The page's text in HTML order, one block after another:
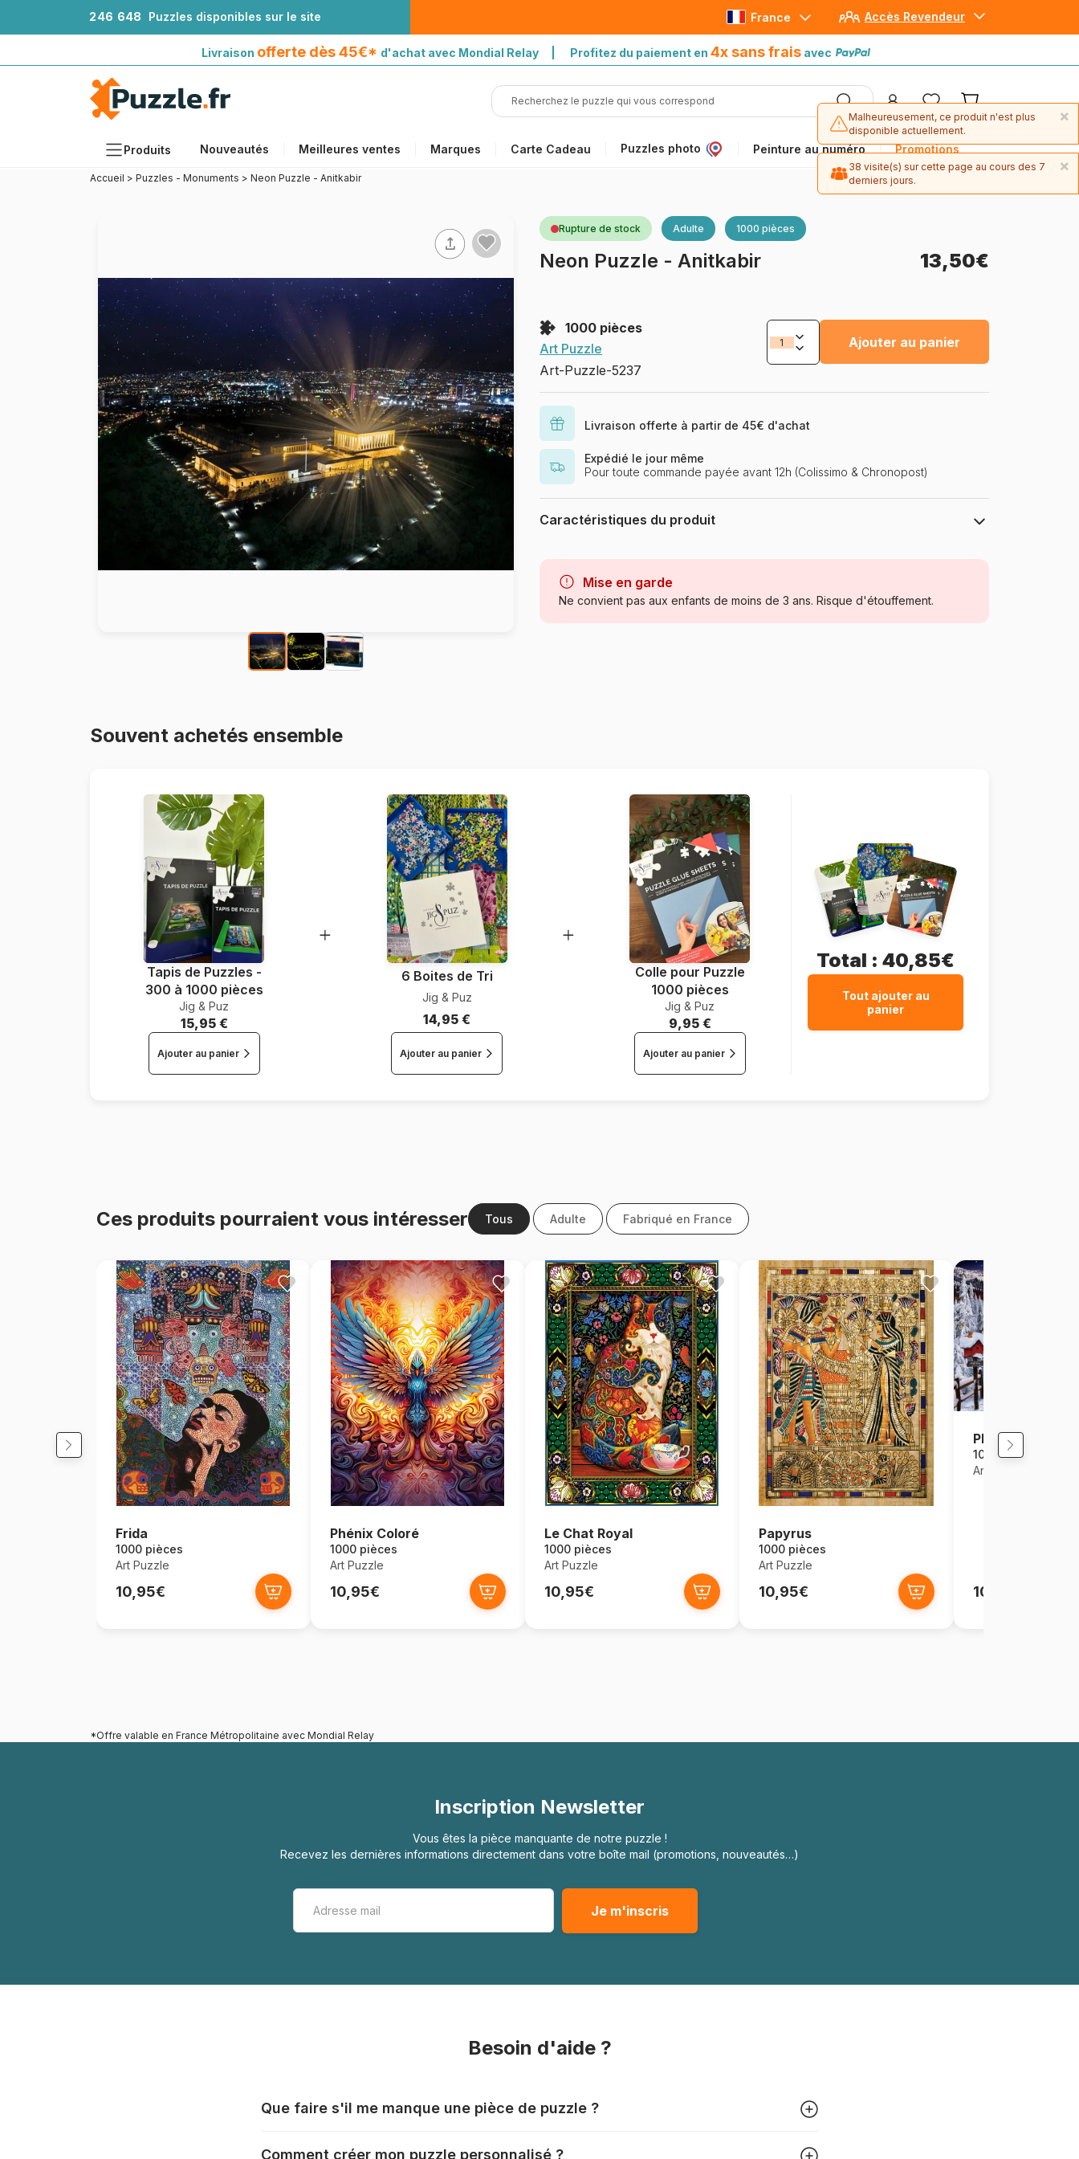
246 648 Puzzles disponibles sur le site Accès Revendeur
France
Livraison offerte dès 45€* d'achat avec Mondial Relay | Profitez du paiement en 4x sans frais avec
Produits Nouveautés Meilleures ventes Marques Carte Cadeau Puzzles photo Peinture au numéro Promotions
Âges
Artistes
Accessoires
Puzzles en bois
Peinture au numéro
avec Mondial Relay
avec Paypal
Accueil > Puzzles - Monuments > Neon Puzzle - Anitkabir
Rupture de stock Adulte 1000 pièces
Neon Puzzle - Anitkabir 13,50€
1000 pièces
Art Puzzle
Art-Puzzle-5237
Ajouter au panier
Livraison offerte à partir de 45€ d'achat
Expédié le jour même
Pour toute commande payée avant 12h (Colissimo & Chronopost)
Caractéristiques du produit
Catégorie
Age
Puzzle pour Adultes (500 à 48.000
Mise en garde
Ne convient pas aux enfants de moins de 3 ans. Risque d'étouffement.
Souvent achetés ensemble
Tapis de Puzzles -
300 à 1000 pièces
Jig & Puz
15,95 €
Ajouter au panier
6 Boites de Tri
Jig & Puz
14,95 €
Ajouter au panier
Colle pour Puzzle
1000 pièces
Jig & Puz
9,95 €
Ajouter au panier
Total : 40,85€
Tout ajouter au
panier
Ces produits pourraient vous intéresser Tous Adulte Fabriqué en France
Frida
1000 pièces
Art Puzzle
10,95€
Phénix Coloré
1000 pièces
Art Puzzle
10,95€
Le Chat Royal
1000 pièces
Art Puzzle
10,95€
Papyrus
1000 pièces
Art Puzzle
10,95€
Plaisirs d'Hiver
1000 pièces
Art Puzzle
10,95€
*Offre valable en France Métropolitaine avec Mondial Relay
Inscription Newsletter
Vous êtes la pièce manquante de notre puzzle !
Recevez les dernières informations directement dans votre boîte mail (promotions, nouveautés…)
Besoin d'aide ?
Que faire s'il me manque une pièce de puzzle ?
Comment créer mon puzzle personnalisé ?
×
Malheureusement, ce produit n'est plus
disponible actuellement.
×
38 visite(s) sur cette page au cours des 7
derniers jours.